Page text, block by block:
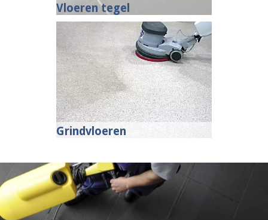
Vloeren tegel
Grindvloeren